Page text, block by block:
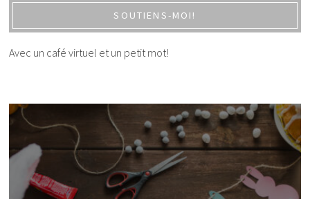
SOUTIENS-MOI!
Avec un café virtuel et un petit mot!